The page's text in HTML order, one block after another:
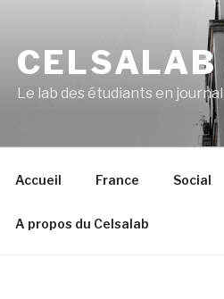
CELSALAB
Le lab des étudiants en
Accueil France Social
A propos du Celsalab